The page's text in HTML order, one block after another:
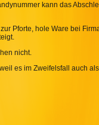
kann das
Pforte, hole Ware bei
nicht.
es im Zweifelsfall auch